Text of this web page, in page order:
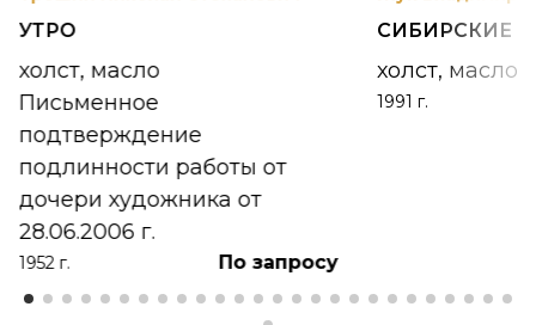
УТРО
холст, масло
Письменное
подтверждение
подлинности работы от
дочери художника от
28.06.2006 г.
1952 г. По запросу
СИБИРСКИЕ
холст, масло
1991 г.